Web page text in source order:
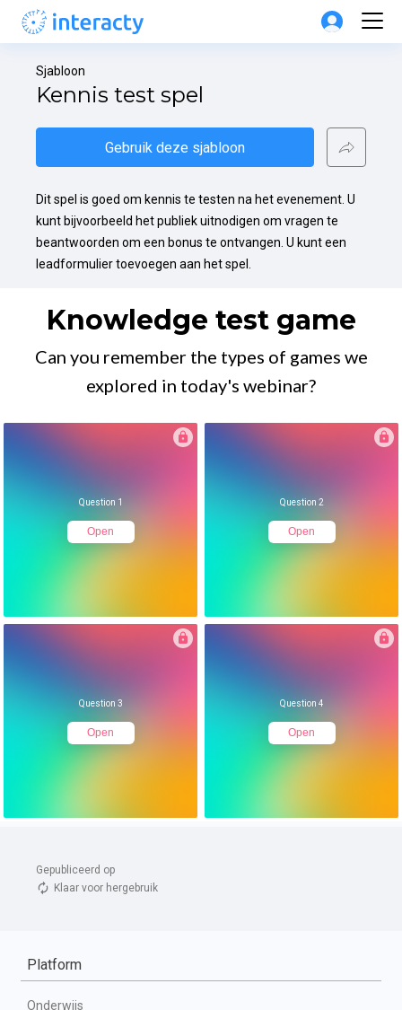
Gepubliceerd op
Klaar voor hergebruik
Sjabloon
Kennis test spel
Gebruik deze sjabloon
Dit spel is goed om kennis te testen na het evenement. U
kunt bijvoorbeeld het publiek uitnodigen om vragen te
beantwoorden om een bonus te ontvangen. U kunt een
leadformulier toevoegen aan het spel.
Platform
Onderwijs